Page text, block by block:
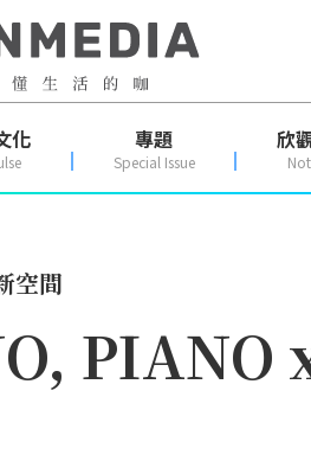
化 專題
Special Issue
欣
空間
PIANO